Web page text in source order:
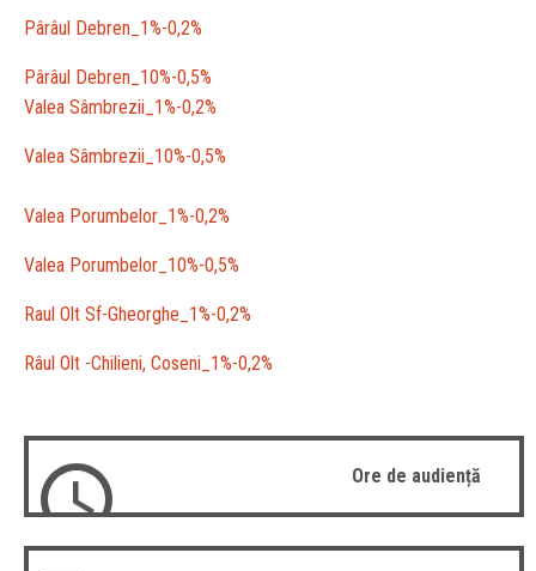
Pârâul Debren_1%-0,2%
Pârâul Debren_10%-0,5%
Valea Sâmbrezii_1%-0,2%
Valea Sâmbrezii_10%-0,5%
Valea Porumbelor_1%-0,2%
Valea Porumbelor_10%-0,5%
Raul Olt Sf-Gheorghe_1%-0,2%
Râul Olt -Chilieni, Coseni_1%-0,2%
Ore de audiență